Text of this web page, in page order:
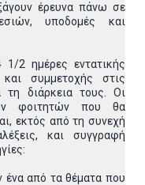
έρευνα πάνω σε
υποδομές και
1/2 ημέρες εντατικής
συμμετοχής στις
τη διάρκεια τους. Οι
φοιτητών που θα
εκτός από τη συνεχή
και συγγραφή
ένα από τα θέματα που